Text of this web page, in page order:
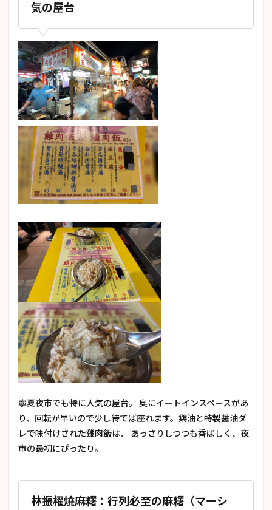
気の屋台
寧夏夜市でも特に人気の屋台。 奥にイートインスペースがあ
り、回転が早いので少し待てば座れます。鶏油と特製醤油ダ
レで味付けされた雞肉飯は、 あっさりしつつも香ばしく、夜
市の最初にぴったり。
林振櫂燒麻糬：行列必至の麻糬（マーシ